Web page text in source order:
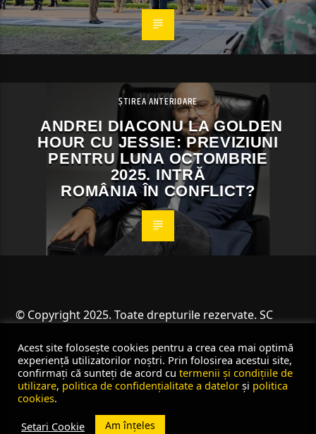
ȘTIREA ANTERIOARE
ANDREI DIACONU LA GOLDEN
HOUR CU JESSIE: PREVIZIUNI
PENTRU LUNA OCTOMBRIE
2025. INTRĂ
ROMÂNIA ÎN CONFLICT?
© Copyright 2025. Toate drepturile rezervate. SC
Acest site folosește cookies pentru a crea cea mai optimă
experiență utilizatorilor noștri. Prin folosirea acestui site,
confirmați că sunteți de acord cu termenii și condițiile de
utilizare, politica de confidențialitate a datelor și politica
cookies.
Setari Cookie
Am înțeles